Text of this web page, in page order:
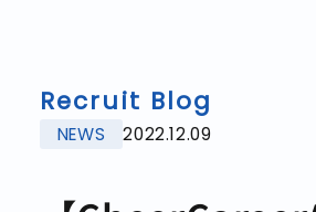
Recruit Blog
NEWS 2022.12.09